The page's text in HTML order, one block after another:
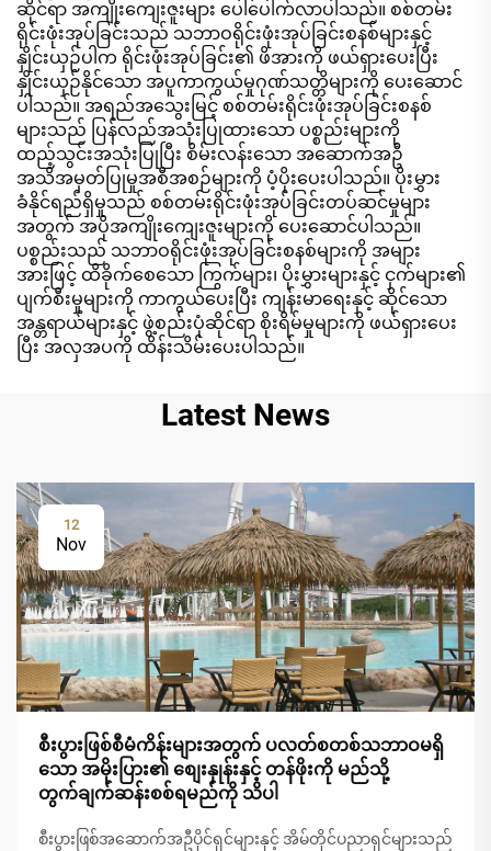
ဆိုင်ရာ အကျိုးကျေးဇူးများ ပေါ်ပေါက်လာပါသည်။ စစ်တမ်း
ရိုင်းဖုံးအုပ်ခြင်းသည် သဘာဝရိုင်းဖုံးအုပ်ခြင်းစနစ်များနှင့်
နှိုင်းယှဉ်ပါက ရိုင်းဖုံးအုပ်ခြင်း၏ ဖိအားကို ဖယ်ရှားပေးပြီး
နှိုင်းယှဉ်နိုင်သော အပူကာကွယ်မှုဂုဏ်သတ္တိများကို ပေးဆောင်
ပါသည်။ အရည်အသွေးမြင့် စစ်တမ်းရိုင်းဖုံးအုပ်ခြင်းစနစ်
များသည် ပြန်လည်အသုံးပြုထားသော ပစ္စည်းများကို
ထည့်သွင်းအသုံးပြုပြီး စိမ်းလန်းသော အဆောက်အဦ
အသိအမှတ်ပြုမှုအစီအစဉ်များကို ပံ့ပိုးပေးပါသည်။ ပိုးမွှား
ခံနိုင်ရည်ရှိမှုသည် စစ်တမ်းရိုင်းဖုံးအုပ်ခြင်းတပ်ဆင်မှုများ
အတွက် အပိုအကျိုးကျေးဇူးများကို ပေးဆောင်ပါသည်။
ပစ္စည်းသည် သဘာဝရိုင်းဖုံးအုပ်ခြင်းစနစ်များကို အများ
အားဖြင့် ထိခိုက်စေသော ကြွက်များ၊ ပိုးမွှားများနှင့် ငှက်များ၏
ပျက်စီးမှုများကို ကာကွယ်ပေးပြီး ကျန်းမာရေးနှင့် ဆိုင်သော
အန္တရာယ်များနှင့် ဖွဲ့စည်းပုံဆိုင်ရာ စိုးရိမ်မှုများကို ဖယ်ရှားပေး
ပြီး အလှအပကို ထိန်းသိမ်းပေးပါသည်။
Latest News
12
Nov
စီးပွားဖြစ်စီမံကိန်းများအတွက် ပလတ်စတစ်သဘာဝမရှိ
သော အမိုးပြား၏ စျေးနှုန်းနှင့် တန်ဖိုးကို မည်သို့
တွက်ချက်ဆန်းစစ်ရမည်ကို သိပါ
စီးပွားဖြစ်အဆောက်အဦပိုင်ရှင်များနှင့် အိမ်တိုင်ပညာရှင်များသည်